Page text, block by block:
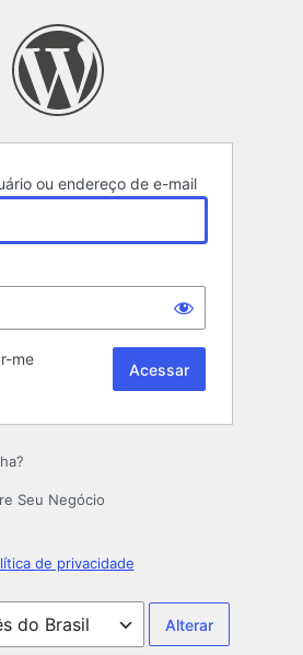
ou endereço de e-mail
me
Seu Negócio
de privacidade